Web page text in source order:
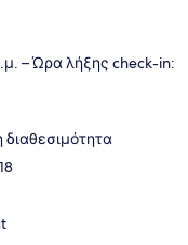
– Ώρα λήξης check-in: